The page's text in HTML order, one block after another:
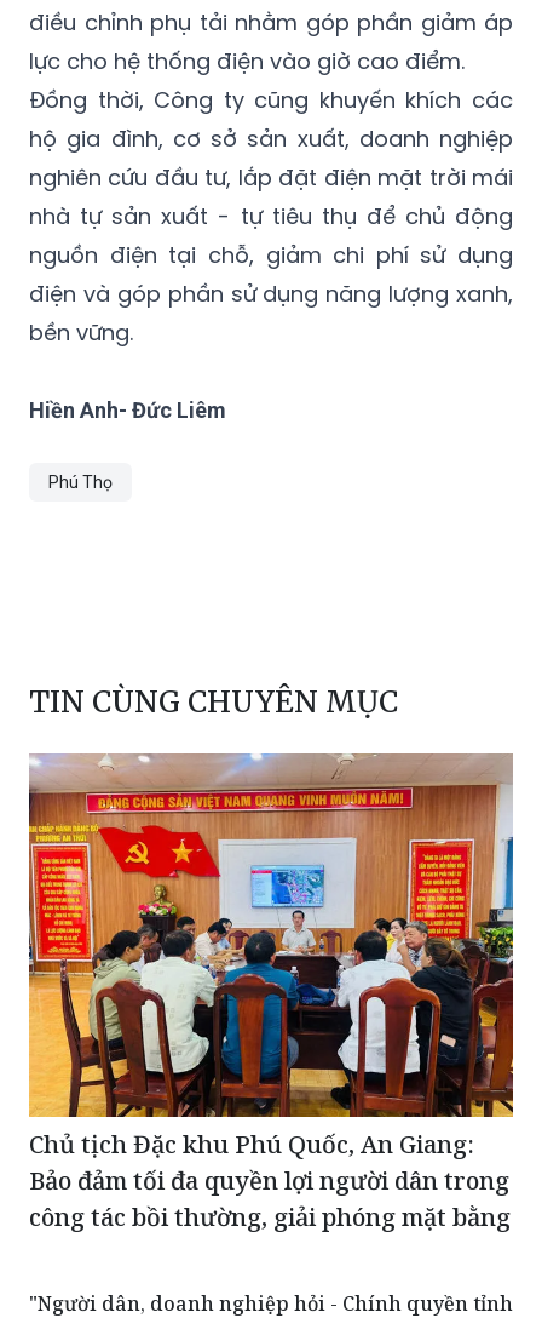
điều chỉnh phụ tải nhằm góp phần giảm áp
lực cho hệ thống điện vào giờ cao điểm.
Đồng thời, Công ty cũng khuyến khích các
hộ gia đình, cơ sở sản xuất, doanh nghiệp
nghiên cứu đầu tư, lắp đặt điện mặt trời mái
nhà tự sản xuất - tự tiêu thụ để chủ động
nguồn điện tại chỗ, giảm chi phí sử dụng
điện và góp phần sử dụng năng lượng xanh,
bền vững.
Hiền Anh- Đức Liêm
Phú Thọ
TIN CÙNG CHUYÊN MỤC
Chủ tịch Đặc khu Phú Quốc, An Giang:
Bảo đảm tối đa quyền lợi người dân trong
công tác bồi thường, giải phóng mặt bằng
"Người dân, doanh nghiệp hỏi - Chính quyền tỉnh